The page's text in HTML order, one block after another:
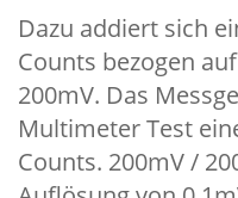
Dazu addiert sich
Counts bezogen
200mV. Das
Multimeter Test
Counts. 200mV /